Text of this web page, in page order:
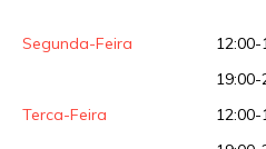
Segunda-Feira
12:00-
19:00-
Terca-Feira
12:00-